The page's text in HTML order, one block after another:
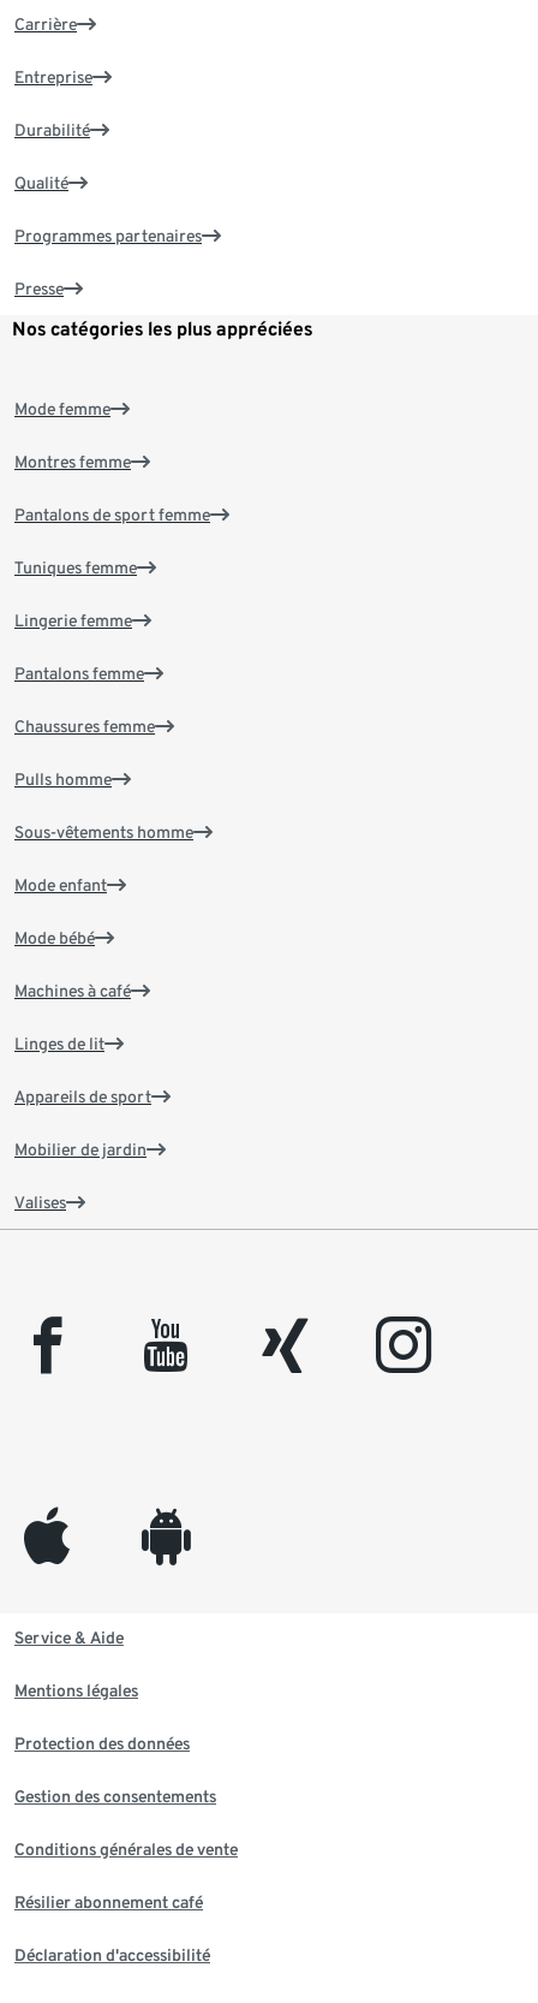
Carrière
Entreprise
Durabilité
Qualité
Programmes partenaires
Presse
Nos catégories les plus appréciées
Mode femme
Montres femme
Pantalons de sport femme
Tuniques femme
Lingerie femme
Pantalons femme
Chaussures femme
Pulls homme
Sous-vêtements homme
Mode enfant
Mode bébé
Machines à café
Linges de lit
Appareils de sport
Mobilier de jardin
Valises
facebook youtube xing instagram
appleinc android
Service & Aide
Mentions légales
Protection des données
Gestion des consentements
Conditions générales de vente
Résilier abonnement café
Déclaration d'accessibilité